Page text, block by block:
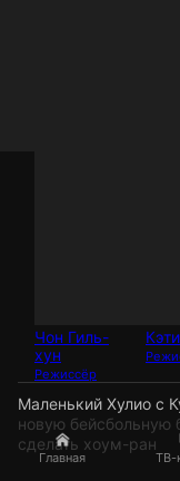
Главная ТВ-
Чон Гиль-
хун
Режиссёр
Маленький Хулио с
новую бейсбольную
сделать хоум-ран